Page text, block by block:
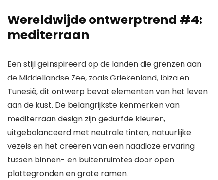
Wereldwijde ontwerptrend #4:
mediterraan
Een stijl geïnspireerd op de landen die grenzen aan
de Middellandse Zee, zoals Griekenland, Ibiza en
Tunesië, dit ontwerp bevat elementen van het leven
aan de kust. De belangrijkste kenmerken van
mediterraan design zijn gedurfde kleuren,
uitgebalanceerd met neutrale tinten, natuurlijke
vezels en het creëren van een naadloze ervaring
tussen binnen- en buitenruimtes door open
plattegronden en grote ramen.